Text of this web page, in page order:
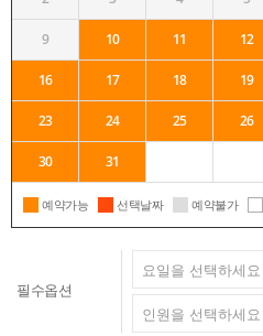
9 10 11 12
16 17 18 19
23 24 25 26
30 31
예약가능 선택날짜 예약불가
필수옵션